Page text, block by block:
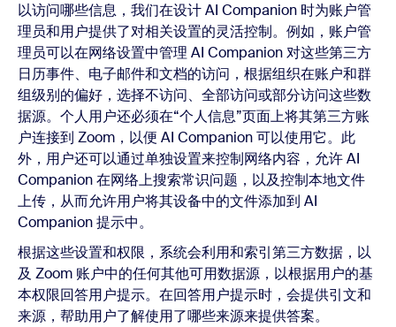
以访问哪些信息，我们在设计 AI Companion 时为账户管
理员和用户提供了对相关设置的灵活控制。例如，账户管
理员可以在网络设置中管理 AI Companion 对这些第三方
日历事件、电子邮件和文档的访问，根据组织在账户和群
组级别的偏好，选择不访问、全部访问或部分访问这些数
据源。个人用户还必须在“个人信息”页面上将其第三方账
户连接到 Zoom，以便 AI Companion 可以使用它。此
外，用户还可以通过单独设置来控制网络内容，允许 AI
Companion 在网络上搜索常识问题，以及控制本地文件
上传，从而允许用户将其设备中的文件添加到 AI
Companion 提示中。
根据这些设置和权限，系统会利用和索引第三方数据，以
及 Zoom 账户中的任何其他可用数据源，以根据用户的基
本权限回答用户提示。在回答用户提示时，会提供引文和
来源，帮助用户了解使用了哪些来源来提供答案。